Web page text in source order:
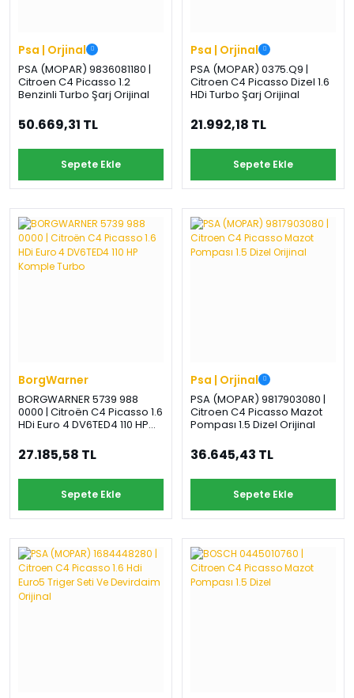
Psa | Orjinal
PSA (MOPAR) 9836081180 |
Citroen C4 Picasso 1.2
Benzinli Turbo Şarj Orijinal
50.669,31 TL
Sepete Ekle
Psa | Orjinal
PSA (MOPAR) 0375.Q9 |
Citroen C4 Picasso Dizel 1.6
HDi Turbo Şarj Orijinal
21.992,18 TL
Sepete Ekle
BorgWarner
BORGWARNER 5739 988
0000 | Citroën C4 Picasso 1.6
HDi Euro 4 DV6TED4 110 HP
27.185,58 TL
Sepete Ekle
Psa | Orjinal
PSA (MOPAR) 9817903080 |
Citroen C4 Picasso Mazot
Pompası 1.5 Dizel Orijinal
36.645,43 TL
Sepete Ekle